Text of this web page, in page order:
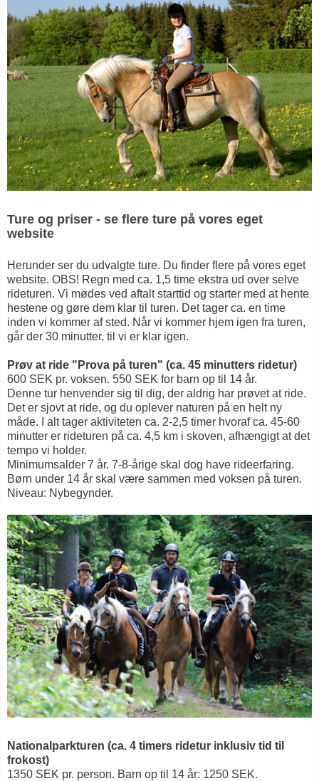
Ture og priser - se flere ture på vores eget
website
Herunder ser du udvalgte ture. Du finder flere på vores eget
website. OBS! Regn med ca. 1,5 time ekstra ud over selve
rideturen. Vi mødes ved aftalt starttid og starter med at hente
hestene og gøre dem klar til turen. Det tager ca. en time
inden vi kommer af sted. Når vi kommer hjem igen fra turen,
går der 30 minutter, til vi er klar igen.
Prøv at ride "Prova på turen" (ca. 45 minutters ridetur)
600 SEK pr. voksen. 550 SEK for barn op til 14 år.
Denne tur henvender sig til dig, der aldrig har prøvet at ride.
Det er sjovt at ride, og du oplever naturen på en helt ny
måde. I alt tager aktiviteten ca. 2-2,5 timer hvoraf ca. 45-60
minutter er rideturen på ca. 4,5 km i skoven, afhængigt at det
tempo vi holder.
Minimumsalder 7 år. 7-8-årige skal dog have rideerfaring.
Børn under 14 år skal være sammen med voksen på turen.
Niveau: Nybegynder.
Nationalparkturen (ca. 4 timers ridetur inklusiv tid til
frokost)
1350 SEK pr. person. Barn op til 14 år: 1250 SEK.